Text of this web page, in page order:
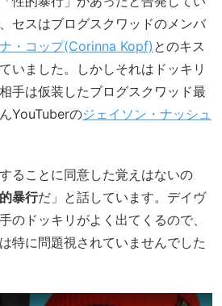
セスはブログスクワッドのメンバ
・コップ(Corinna Kopf) とのキス
いました。しかしそれはドッキリ
手は仮装したブログスクワッド最
YouTuberのジェイソン・ナッシュ
ることに同意した覚えはないの
暴行だ」と話しています。デイヴ
のドッキリがよく出てくるので、
特に問題視されていませんでした